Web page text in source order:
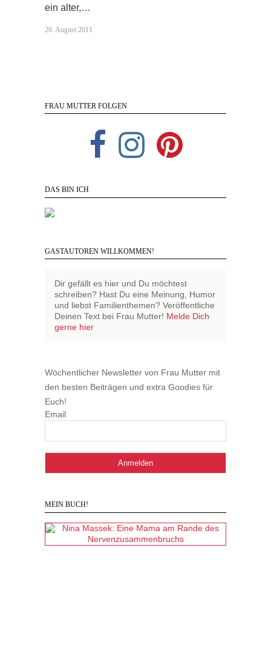
ein alter,…
26. August 2011
FRAU MUTTER FOLGEN
DAS BIN ICH
GASTAUTOREN WILLKOMMEN!
Dir gefällt es hier und Du möchtest
schreiben? Hast Du eine Meinung, Humor
und liebst Familienthemen? Veröffentliche
Deinen Text bei Frau Mutter! Melde Dich
gerne hier
Wöchentlicher Newsletter von Frau Mutter mit
den besten Beiträgen und extra Goodies für
Euch!
Email
MEIN BUCH!